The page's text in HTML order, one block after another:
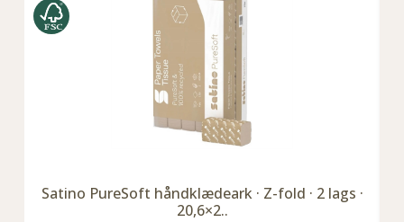
Satino PureSoft håndklædeark · Z-fold · 2 lags ·
20,6×2..